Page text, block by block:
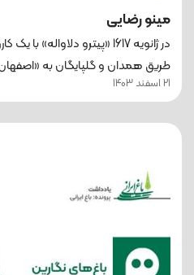
مینو رضایی
در ژانویه 1617 «پیترو
طریق همدان و گلپایگان به
21 اسفند 1403